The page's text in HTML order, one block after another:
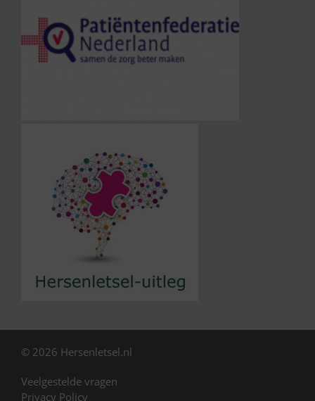
© 2026 Hersenletsel.nl
Veelgestelde vragen
Privacy Policy